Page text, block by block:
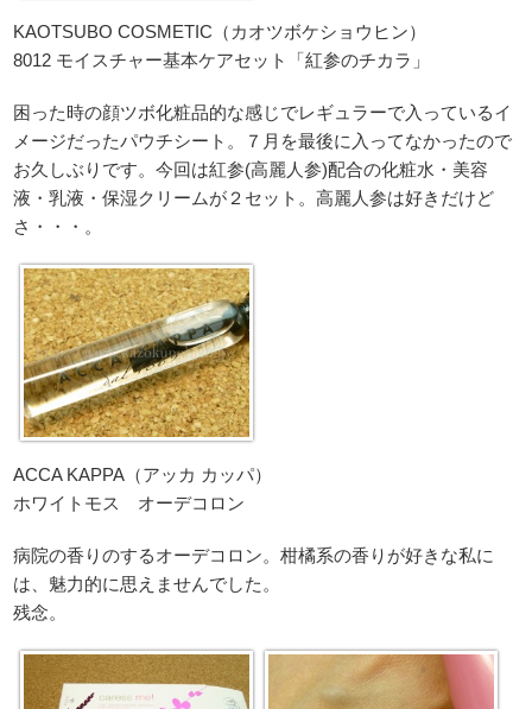
KAOTSUBO COSMETIC（カオツボケショウヒン）
8012 モイスチャー基本ケアセット「紅参のチカラ」
困った時の顔ツボ化粧品的な感じでレギュラーで入っているイ
メージだったパウチシート。７月を最後に入ってなかったので
お久しぶりです。今回は紅参(高麗人参)配合の化粧水・美容
液・乳液・保湿クリームが２セット。高麗人参は好きだけど
さ・・・。
ACCA KAPPA（アッカ カッパ）
ホワイトモス オーデコロン
病院の香りのするオーデコロン。柑橘系の香りが好きな私に
は、魅力的に思えませんでした。
残念。